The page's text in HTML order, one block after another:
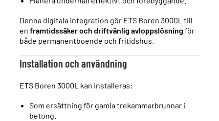
Denna digitala integration gör ETS Boren 3000L till
en framtidssäker och driftvänlig avloppslösning för
både permanentboende och fritidshus.
Installation och användning
ETS Boren 3000L kan installeras:
Som ersättning för gamla trekammarbrunnar i
betong.